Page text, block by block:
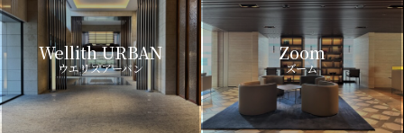
Wellith URBAN
ウエリスアーバン
Zoom
ズーム